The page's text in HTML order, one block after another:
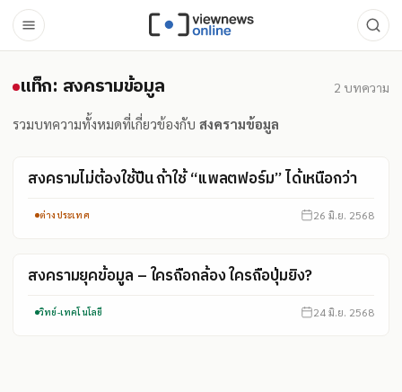
แท็ก: สงครามข้อมูล
แท็ก: สงครามข้อมูล 2 บทความ
รวมบทความทั้งหมดที่เกี่ยวข้องกับ สงครามข้อมูล
สงครามไม่ต้องใช้ปืน ถ้าใช้ “แพลตฟอร์ม” ได้เหนือกว่า
ต่างประเทศ 26 มิ.ย. 2568
สงครามยุคข้อมูล – ใครถือกล้อง ใครถือปุ่มยิง?
วิทย์-เทคโนโลยี 24 มิ.ย. 2568